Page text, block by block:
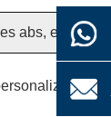
abs, etc.